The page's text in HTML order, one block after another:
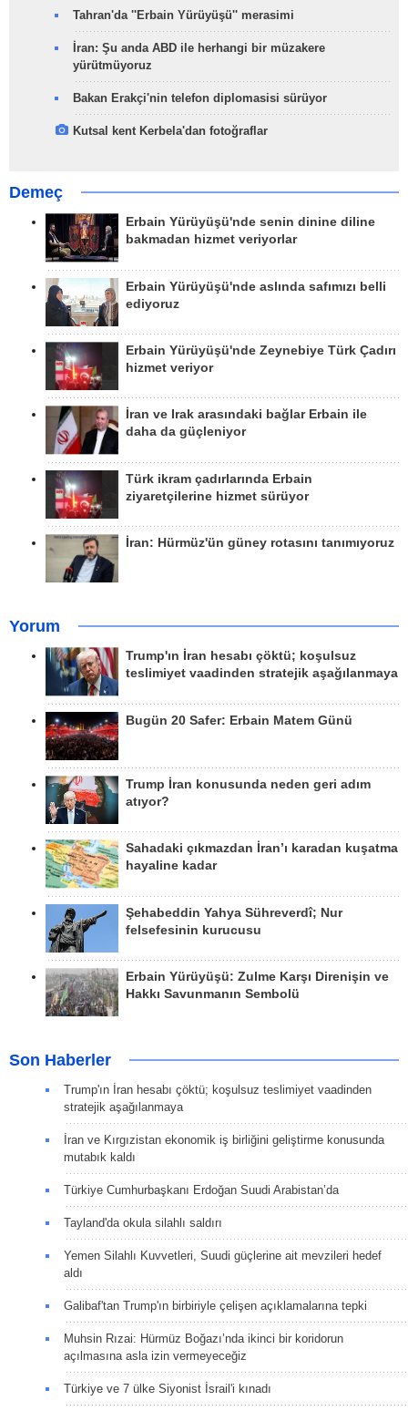
Tahran'da ''Erbain Yürüyüşü'' merasimi
İran: Şu anda ABD ile herhangi bir müzakere
yürütmüyoruz
Bakan Erakçi'nin telefon diplomasisi sürüyor
Kutsal kent Kerbela'dan fotoğraflar
Demeç
Erbain Yürüyüşü'nde senin dinine diline
bakmadan hizmet veriyorlar
Erbain Yürüyüşü'nde aslında safımızı belli
ediyoruz
Erbain Yürüyüşü'nde Zeynebiye Türk Çadırı
hizmet veriyor
İran ve Irak arasındaki bağlar Erbain ile
daha da güçleniyor
Türk ikram çadırlarında Erbain
ziyaretçilerine hizmet sürüyor
İran: Hürmüz'ün güney rotasını tanımıyoruz
Yorum
Trump'ın İran hesabı çöktü; koşulsuz
teslimiyet vaadinden stratejik aşağılanmaya
Bugün 20 Safer: Erbain Matem Günü
Trump İran konusunda neden geri adım
atıyor?
Sahadaki çıkmazdan İran’ı karadan kuşatma
hayaline kadar
Şehabeddin Yahya Sühreverdî; Nur
felsefesinin kurucusu
Erbain Yürüyüşü: Zulme Karşı Direnişin ve
Hakkı Savunmanın Sembolü
Son Haberler
Trump'ın İran hesabı çöktü; koşulsuz teslimiyet vaadinden
stratejik aşağılanmaya
İran ve Kırgızistan ekonomik iş birliğini geliştirme konusunda
mutabık kaldı
Türkiye Cumhurbaşkanı Erdoğan Suudi Arabistan’da
Tayland'da okula silahlı saldırı
Yemen Silahlı Kuvvetleri, Suudi güçlerine ait mevzileri hedef
aldı
Galibaf'tan Trump'ın birbiriyle çelişen açıklamalarına tepki
Muhsin Rızai: Hürmüz Boğazı’nda ikinci bir koridorun
açılmasına asla izin vermeyeceğiz
Türkiye ve 7 ülke Siyonist İsrail'i kınadı